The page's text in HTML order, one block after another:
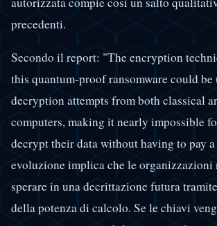
precedenti.
Secondo il report: "The encryption
this quantum-proof ransomware could be
decryption attempts from both classical
computers, making it nearly impossible
decrypt their data without having to pay
evoluzione implica che le organizzazioni
sperare in una decrittazione futura
della potenza di calcolo. Se le chiavi